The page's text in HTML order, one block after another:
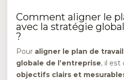
Comment aligner le
avec la stratégie
?
Pour aligner le plan de
globale de l’entreprise, il est
objectifs clairs et